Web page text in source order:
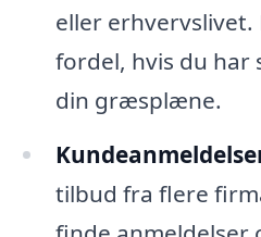
eller
fordel, hvis du har
din græsplæne.
tilbud fra flere